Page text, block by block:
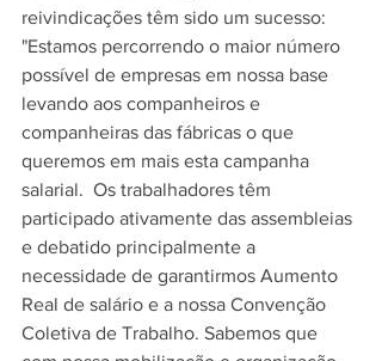
reivindicações têm sido um sucesso:
"Estamos percorrendo o maior número
possível de empresas em nossa base
levando aos companheiros e
companheiras das fábricas o que
queremos em mais esta campanha
salarial.  Os trabalhadores têm
participado ativamente das assembleias
e debatido principalmente a
necessidade de garantirmos Aumento
Real de salário e a nossa Convenção
Coletiva de Trabalho. Sabemos que